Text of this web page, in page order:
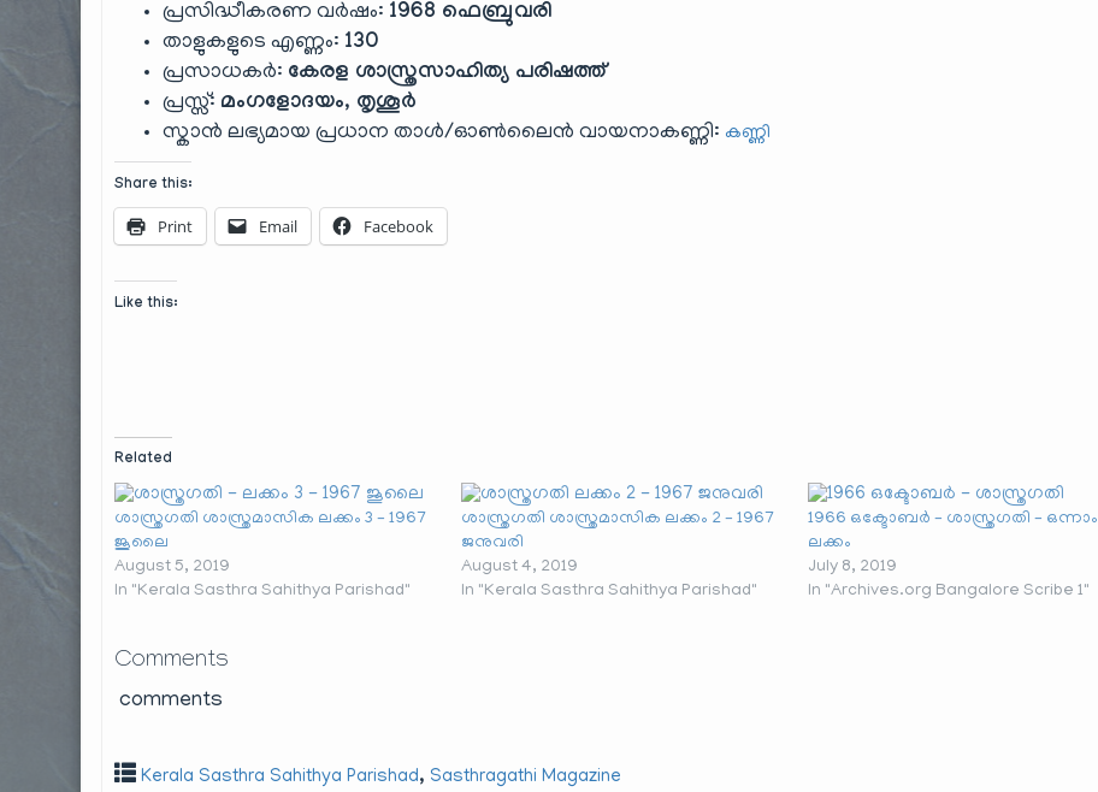
പ്രസിദ്ധീകരണ വർഷം: 1968 ഫെബ്രുവരി
താളുകളുടെ എണ്ണം: 130
പ്രസാധകർ: കേരള ശാസ്ത്രസാഹിത്യ പരിഷത്ത്
പ്രസ്സ്: മംഗളോദയം, തൃശൂർ
സ്കാൻ ലഭ്യമായ പ്രധാന താൾ/ഓൺലൈൻ വായനാകണ്ണി: കണ്ണി
Share this:
Print Email Facebook
Like this:
Related
ശാസ്ത്രഗതി ശാസ്ത്രമാസിക ലക്കം 3 – 1967
ജൂലൈ
August 5, 2019
In "Kerala Sasthra Sahithya Parishad"
ശാസ്ത്രഗതി ശാസ്ത്രമാസിക ലക്കം 2 – 1967
ജനുവരി
August 4, 2019
In "Kerala Sasthra Sahithya Parishad"
1966 ഒക്ടോബർ – ശാസ്ത്രഗതി – ഒന്നാം
ലക്കം
July 8, 2019
In "Archives.org Bangalore Scribe 1"
Comments
comments
Kerala Sasthra Sahithya Parishad, Sasthragathi Magazine